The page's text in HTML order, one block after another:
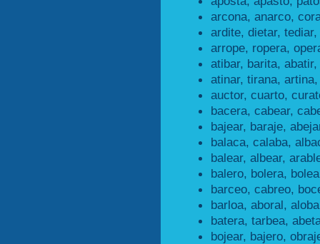
arcona, anarco,
ardite, dietar,
arrope, ropera,
atibar, barita,
atinar, tirana,
auctor, cuarto,
bacera, cabear,
bajear, baraje,
balaca, calaba,
balear, albear,
balero, bolera,
barceo, cabreo,
barloa, aboral,
batera, tarbea,
bojear, bajero,